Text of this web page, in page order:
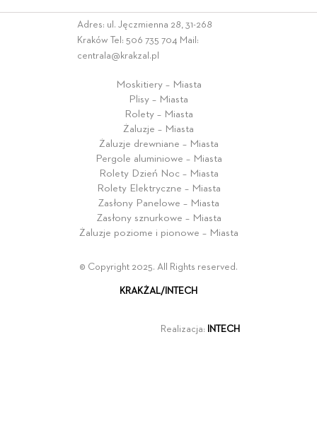
Adres: ul. Jęczmienna 28, 31-268
Kraków Tel: 506 735 704 Mail:
centrala@krakzal.pl
Moskitiery – Miasta
Plisy – Miasta
Rolety – Miasta
Żaluzje – Miasta
Żaluzje drewniane – Miasta
Pergole aluminiowe – Miasta
Rolety Dzień Noc – Miasta
Rolety Elektryczne – Miasta
Zasłony Panelowe – Miasta
Zasłony sznurkowe – Miasta
Żaluzje poziome i pionowe – Miasta
© Copyright 2025. All Rights reserved.
KRAKŻAL/INTECH
Realizacja: INTECH